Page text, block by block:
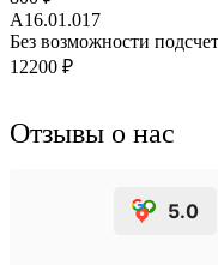
A16.01.017
Без возможности
12200 ₽
Отзывы о нас
5.0